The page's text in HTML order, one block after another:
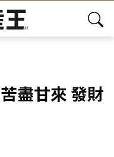
盡甘來 發財